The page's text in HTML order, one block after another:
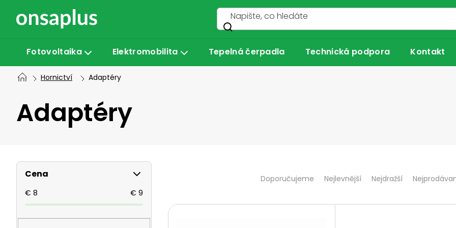
obsah
Fotovoltaika Elektromobilita Tepelná čerpadla Technická podpora Kontakt
Hornictví Adaptéry
Adaptéry
P
o
Cena
€ 8 € 9
Ř
a
Doporučujeme Nejlevnější Nejdražší
V